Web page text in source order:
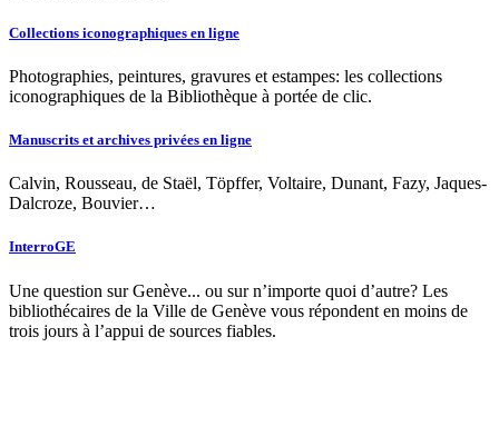
Collections iconographiques en ligne
Photographies, peintures, gravures et estampes: les collections
iconographiques de la Bibliothèque à portée de clic.
Manuscrits et archives privées en ligne
Calvin, Rousseau, de Staël, Töpffer, Voltaire, Dunant, Fazy, Jaques-
Dalcroze, Bouvier…
InterroGE
Une question sur Genève... ou sur n’importe quoi d’autre? Les
bibliothécaires de la Ville de Genève vous répondent en moins de
trois jours à l’appui de sources fiables.